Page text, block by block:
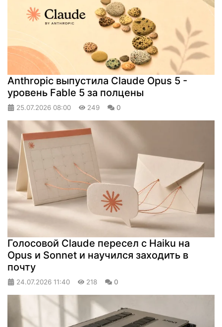
Anthropic выпустила Claude Opus 5 -
уровень Fable 5 за полцены
25.07.2026 08:00 249 0
Голосовой Claude пересел с Haiku на
Opus и Sonnet и научился заходить в
почту
24.07.2026 11:40 218 0